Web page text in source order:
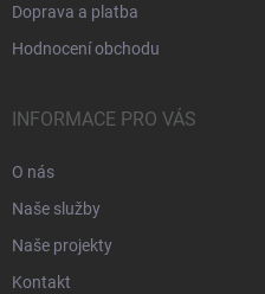
Doprava a platba
Hodnocení obchodu
INFORMACE PRO VÁS
O nás
Naše služby
Naše projekty
Kontakt